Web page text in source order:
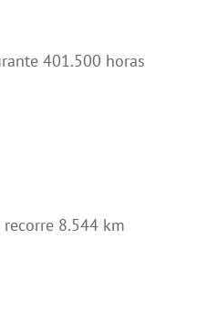
401.500 horas
8.544 km